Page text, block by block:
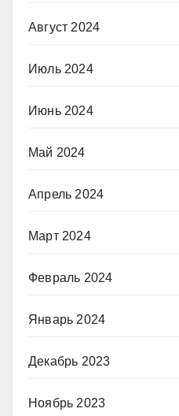
Август 2024
Июль 2024
Июнь 2024
Май 2024
Апрель 2024
Март 2024
Февраль 2024
Январь 2024
Декабрь 2023
Ноябрь 2023